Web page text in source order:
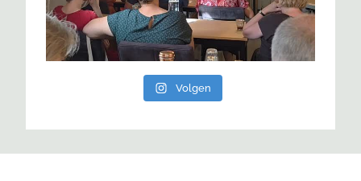
Volgen